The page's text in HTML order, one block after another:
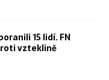
15 lidí. FN
vzteklině